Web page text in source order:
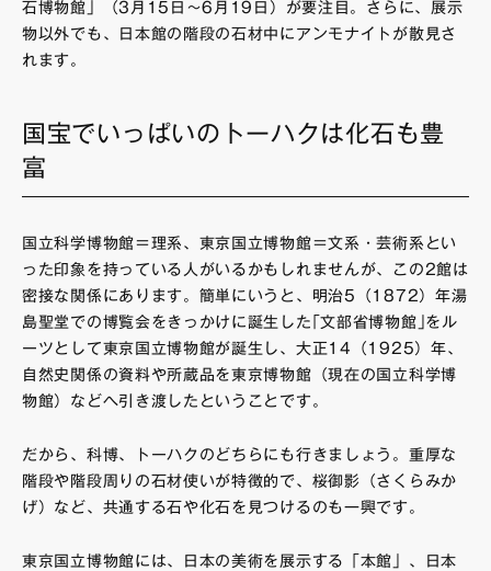
石博物館」（3月15日～6月19日）が要注目。さらに、展示
物以外でも、日本館の階段の石材中にアンモナイトが散見さ
れます。
国宝でいっぱいのトーハクは化石も豊
富
国立科学博物館＝理系、東京国立博物館＝文系・芸術系とい
った印象を持っている人がいるかもしれませんが、この2館は
密接な関係にあります。簡単にいうと、明治5（1872）年湯
島聖堂での博覧会をきっかけに誕生した｢文部省博物館｣をル
ーツとして東京国立博物館が誕生し、大正14（1925）年、
自然史関係の資料や所蔵品を東京博物館（現在の国立科学博
物館）などへ引き渡したということです。
だから、科博、トーハクのどちらにも行きましょう。重厚な
階段や階段周りの石材使いが特徴的で、桜御影（さくらみか
げ）など、共通する石や化石を見つけるのも一興です。
東京国立博物館には、日本の美術を展示する「本館」、日本